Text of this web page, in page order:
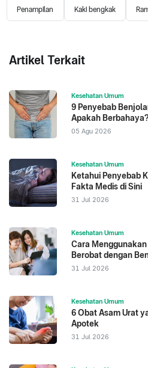
Penampilan Kaki bengkak
Artikel Terkait
Kesehatan Umum
9 Penyebab
Apakah
05 Agu 2026
Kesehatan Umum
Ketahui Penyebab
Fakta Medis di Sini
31 Jul 2026
Kesehatan Umum
Cara
Berobat dengan
31 Jul 2026
Kesehatan Umum
6 Obat Asam Urat
Apotek
31 Jul 2026